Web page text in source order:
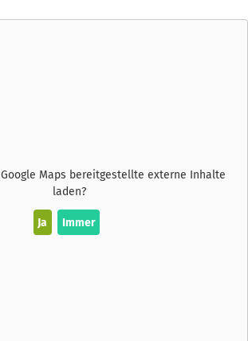
Google Maps bereitgestellte externe Inhalte
laden?
Ja Immer